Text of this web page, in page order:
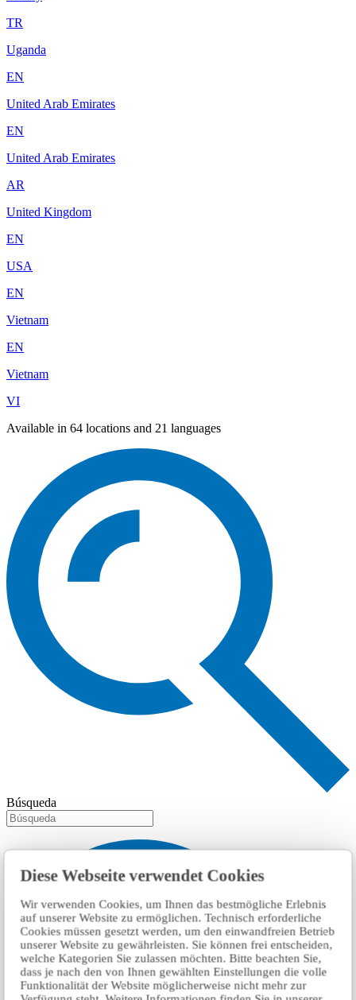
Diese Webseite verwendet Cookies
Wir verwenden Cookies, um Ihnen das bestmögliche Erlebnis
auf unserer Website zu ermöglichen. Technisch erforderliche
Cookies müssen gesetzt werden, um den einwandfreien Betrieb
unserer Website zu gewährleisten. Sie können frei entscheiden,
welche Kategorien Sie zulassen möchten. Bitte beachten Sie,
dass je nach den von Ihnen gewählten Einstellungen die volle
Funktionalität der Website möglicherweise nicht mehr zur
TR
Uganda
EN
United Arab Emirates
EN
United Arab Emirates
AR
United Kingdom
EN
USA
EN
Vietnam
EN
Vietnam
VI
Available in 64 locations and 21 languages
Búsqueda